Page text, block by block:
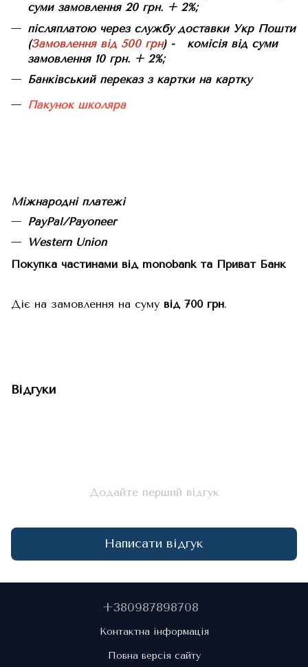
суми замовлення 20 грн. + 2%;
післяплатою через службу доставки Укр Пошти
(Замовлення від 500 грн) - комісія від суми
замовлення 10 грн. + 2%;
Банківський переказ з картки на картку
Пакунок школяра
Міжнародні платежі
PayPal/Payoneer
Western Union
Покупка частинами від monobank та Приват Банк
Діє на замовлення на суму від 700 грн.
Відгуки
Додайте перший відгук
Написати відгук
+380987898708
Контактна інформація
Повна версія сайту